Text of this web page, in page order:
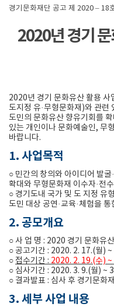
경기문화재단 공고 제 2020 – 18
2020년 경기
2020년 경기 문화유산 활용 사
도지정 유·무형문화재)와 관련
도민의 문화유산 향유기회를
있는 개인이나 문화예술인, 무
바랍니다.
1. 사업목적
○ 민간의 창의와 아이디어 발
확대와 무형문화재 이수자·전
○ 경기도내 국가 및 도 지정 유
도민 대상 공연·교육·체험을
2. 공모개요
○ 사 업 명 : 2020 경기 문화유
○ 공고기간 : 2020. 2. 17.(월)
○접수기간 : 2020. 2. 19.(수) ~
○ 심사기간 : 2020. 3. 9.(월) ~
○ 결과발표 : 심사 후 경기문화
3. 세부 사업 내용